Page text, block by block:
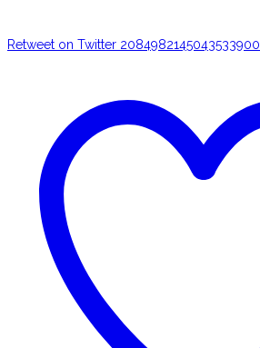
Retweet on Twitter 2084982145043533900